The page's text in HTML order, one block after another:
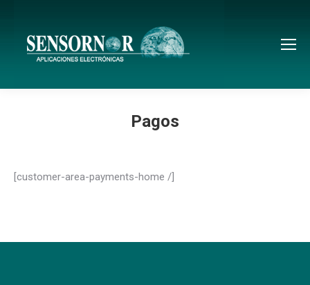
Pagos
[customer-area-payments-home /]